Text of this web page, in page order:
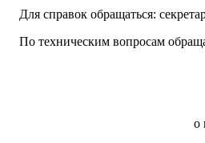
Для справок обращаться:
По техническим вопросам
о